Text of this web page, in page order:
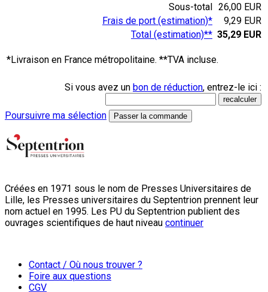
Sous-total 26,00 EUR
Frais de port (estimation)*
9,29 EUR
Total (estimation)** 35,29 EUR
*Livraison en France métropolitaine. **TVA incluse.
Si vous avez un bon de réduction, entrez-le ici :
Poursuivre ma sélection Passer la commande
Créées en 1971 sous le nom de Presses Universitaires de
Lille, les Presses universitaires du Septentrion prennent leur
nom actuel en 1995. Les PU du Septentrion publient des
ouvrages scientifiques de haut niveau continuer
Contact / Où nous trouver ?
Foire aux questions
CGV